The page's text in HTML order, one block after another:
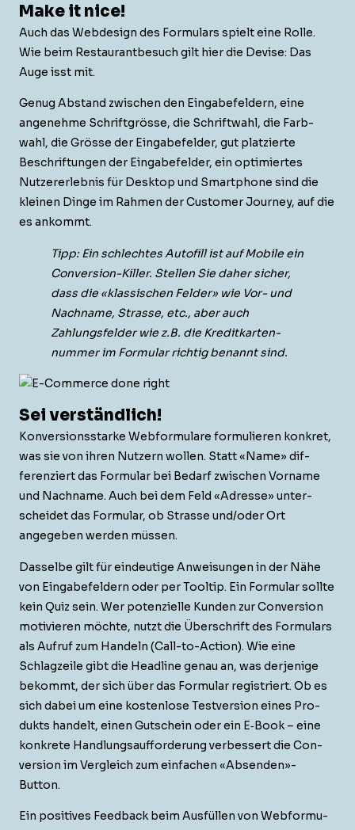
Make it nice!
Auch das Web­de­sign des For­mu­la­rs spielt eine Rolle.
Wie beim Restau­rantbe­such gilt hier die Devise: Das
Auge isst mit.
Genug Abstand zwis­chen den Eingabefeldern, eine
angenehme Schrift­grösse, die Schrift­wahl, die Farb­
wahl, die Grösse der Eingabefelder, gut platzierte
Beschrif­tun­gen der Eingabefelder, ein opti­miertes
Nutzer­erleb­nis für Desk­top und Smart­phone sind die
kleinen Dinge im Rah­men der Cus­tomer Jour­ney, auf die
es ankommt.
Tipp: Ein schlecht­es Aut­ofill ist auf Mobile ein
Con­ver­sion-Killer. Stellen Sie daher sich­er,
dass die «klas­sis­chen Felder» wie Vor- und
Nach­name, Strasse, etc., aber auch
Zahlungs­felder wie z.B. die Kred­itkarten­
num­mer im For­mu­lar richtig benan­nt sind.
Sei verständlich!
Kon­ver­sion­sstarke Web­for­mu­la­re for­mulieren konkret,
was sie von ihren Nutzern wollen. Statt «Name» dif­
feren­ziert das For­mu­lar bei Bedarf zwis­chen Vor­name
und Nach­name. Auch bei dem Feld «Adresse» unter­
schei­det das For­mu­lar, ob Strasse und/oder Ort
angegeben wer­den müssen.
Das­selbe gilt für ein­deutige Anweisun­gen in der Nähe
von Eingabefeldern oder per Tooltip. Ein For­mu­lar sollte
kein Quiz sein. Wer poten­zielle Kun­den zur Con­ver­sion
motivieren möchte, nutzt die Über­schrift des For­mu­la­rs
als Aufruf zum Han­deln (Call-to-Action). Wie eine
Schlagzeile gibt die Head­line genau an, was der­jenige
bekommt, der sich über das For­mu­lar reg­istri­ert. Ob es
sich dabei um eine kosten­lose Testver­sion eines Pro­
duk­ts han­delt, einen Gutschein oder ein E‑Book – eine
konkrete Hand­lungsauf­forderung verbessert die Con­
ver­sion im Ver­gle­ich zum ein­fachen «Absenden»-
Button.
Ein pos­i­tives Feed­back beim Aus­füllen von Web­for­mu­